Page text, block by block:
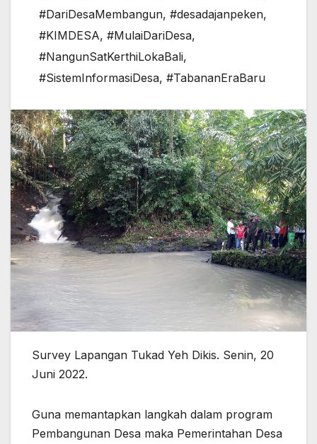
#DariDesaMembangun, #desadajanpeken,
#KIMDESA, #MulaiDariDesa,
#NangunSatKerthiLokaBali,
#SistemInformasiDesa, #TabananEraBaru
Survey Lapangan Tukad Yeh Dikis. Senin, 20
Juni 2022.
Guna memantapkan langkah dalam program
Pembangunan Desa maka Pemerintahan Desa